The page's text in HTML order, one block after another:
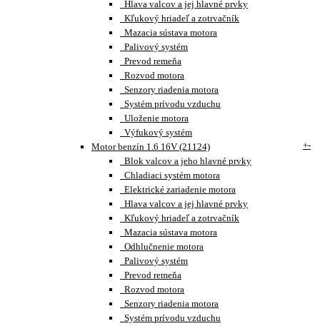
Hlava valcov a jej hlavné prvky
Kľukový hriadeľ a zotrvačník
Mazacia sústava motora
Palivový systém
Prevod remeňa
Rozvod motora
Senzory riadenia motora
Systém prívodu vzduchu
Uloženie motora
Výfukový systém
Motor benzín 1.6 16V (21124)
+-
Blok valcov a jeho hlavné prvky
Chladiaci systém motora
Elektrické zariadenie motora
Hlava valcov a jej hlavné prvky
Kľukový hriadeľ a zotrvačník
Mazacia sústava motora
Odhlučnenie motora
Palivový systém
Prevod remeňa
Rozvod motora
Senzory riadenia motora
Systém prívodu vzduchu